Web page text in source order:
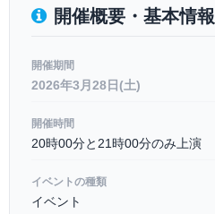
開催概要・基本情報
開催期間
2026年3月28日(土)
開催時間
20時00分と21時00分のみ上演
イベントの種類
イベント